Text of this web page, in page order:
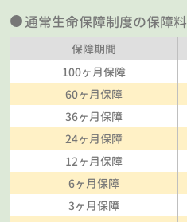
通常生命保障制度の保障料
保障期間
100ヶ月保障
60ヶ月保障
36ヶ月保障
24ヶ月保障
12ヶ月保障
6ヶ月保障
3ヶ月保障